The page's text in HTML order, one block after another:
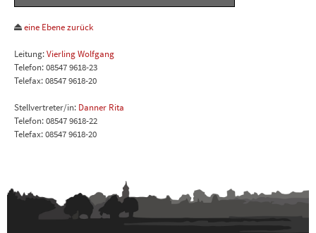
eine Ebene zurück
Leitung:Vierling Wolfgang
Telefon: 08547 9618-23
Telefax: 08547 9618-20
Stellvertreter/in: Danner Rita
Telefon: 08547 9618-22
Telefax: 08547 9618-20